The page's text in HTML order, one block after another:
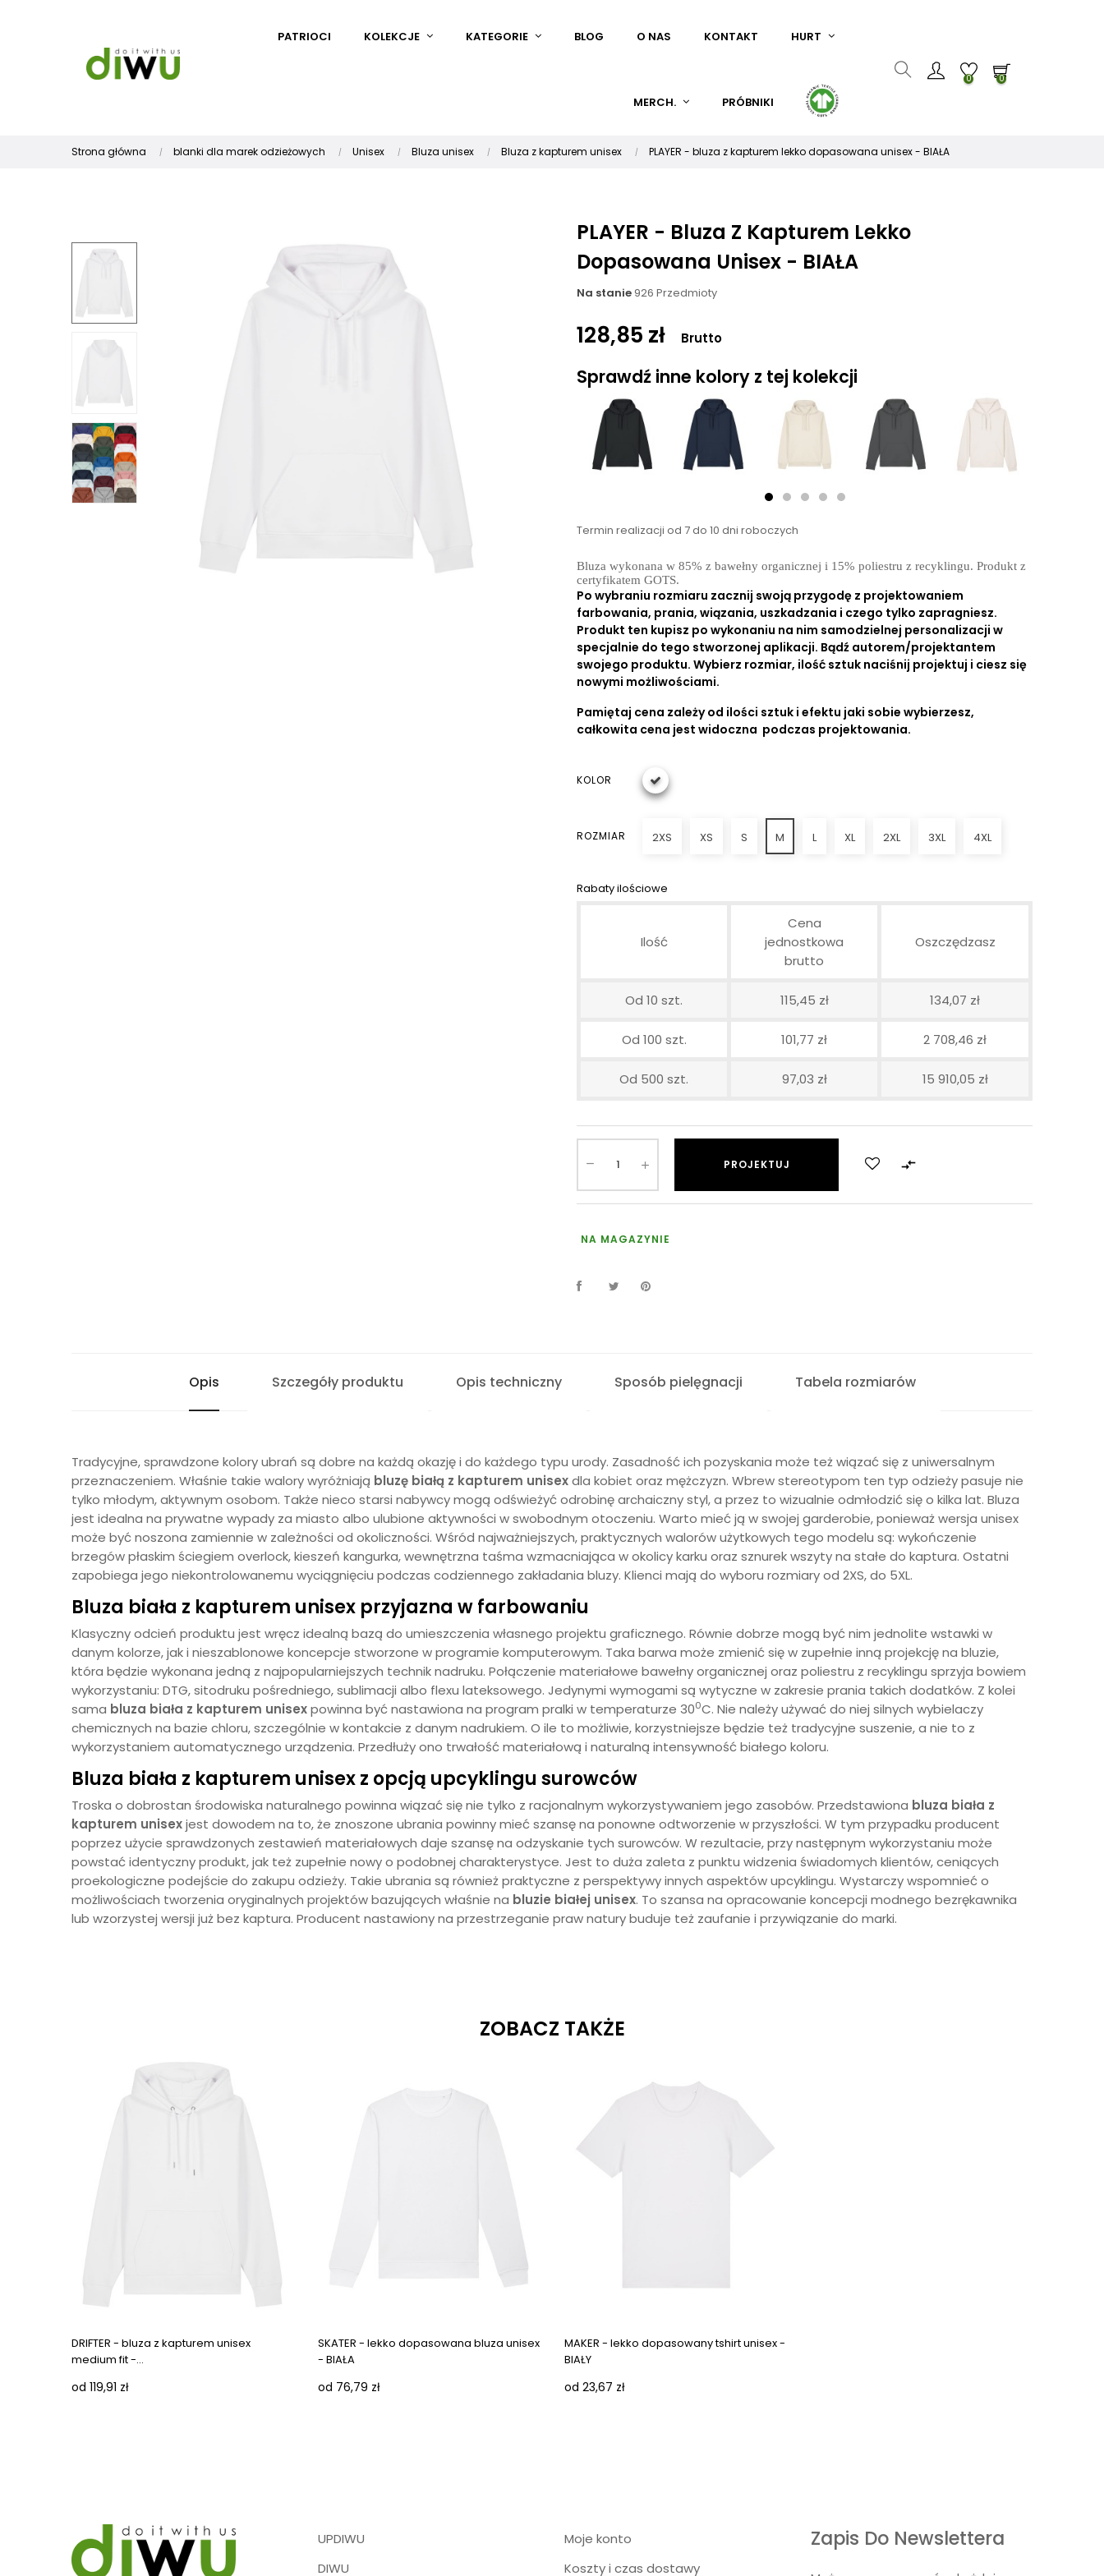
PATRIOCI KOLEKCJE KATEGORIE BLOG O NAS KONTAKT HURT
MERCH. PRÓBNIKI
0 0
Strona główna blanki dla marek odzieżowych Unisex Bluza unisex Bluza z kapturem unisex PLAYER - bluza z kapturem lekko dopasowana unisex - BIAŁA
PLAYER - Bluza Z Kapturem Lekko
Dopasowana Unisex - BIAŁA
Na stanie 926 Przedmioty
128,85 zł Brutto
Sprawdź inne kolory z tej kolekcji
Termin realizacji od 7 do 10 dni roboczych
Bluza wykonana w 85% z bawełny organicznej i 15% poliestru z recyklingu. Produkt z
certyfikatem GOTS.
Po wybraniu rozmiaru zacznij swoją przygodę z projektowaniem
farbowania, prania, wiązania, uszkadzania i czego tylko zapragniesz.
Produkt ten kupisz po wykonaniu na nim samodzielnej personalizacji w
specjalnie do tego stworzonej aplikacji. Bądź autorem/projektantem
swojego produktu. Wybierz rozmiar, ilość sztuk naciśnij projektuj i ciesz się
nowymi możliwościami.
Pamiętaj cena zależy od ilości sztuk i efektu jaki sobie wybierzesz,
całkowita cena jest widoczna podczas projektowania.
KOLOR
ROZMIAR 2XS XS S M L XL 2XL 3XL 4XL
Rabaty ilościowe
Ilość
Cena
jednostkowa
brutto
Oszczędzasz
Od 10 szt. 115,45 zł 134,07 zł
Od 100 szt. 101,77 zł 2 708,46 zł
Od 500 szt. 97,03 zł 15 910,05 zł
PROJEKTUJ 
NA MAGAZYNIE
Opis Szczegóły produktu Opis techniczny Sposób pielęgnacji Tabela rozmiarów
Tradycyjne, sprawdzone kolory ubrań są dobre na każdą okazję i do każdego typu urody. Zasadność ich pozyskania może też wiązać się z uniwersalnym
przeznaczeniem. Właśnie takie walory wyróżniają bluzę białą z kapturem unisexdla kobiet oraz mężczyzn. Wbrew stereotypom ten typ odzieży pasuje nie
tylko młodym, aktywnym osobom. Także nieco starsi nabywcy mogą odświeżyć odrobinę archaiczny styl, a przez to wizualnie odmłodzić się o kilka lat. Bluza
jest idealna na prywatne wypady za miasto albo ulubione aktywności w swobodnym otoczeniu. Warto mieć ją w swojej garderobie, ponieważ wersja unisex
może być noszona zamiennie w zależności od okoliczności. Wśród najważniejszych, praktycznych walorów użytkowych tego modelu są: wykończenie
brzegów płaskim ściegiem overlock, kieszeń kangurka, wewnętrzna taśma wzmacniająca w okolicy karku oraz sznurek wszyty na stałe do kaptura. Ostatni
zapobiega jego niekontrolowanemu wyciągnięciu podczas codziennego zakładania bluzy. Klienci mają do wyboru rozmiary od 2XS, do 5XL.
Bluza biała z kapturem unisex przyjazna w farbowaniu
Klasyczny odcień produktu jest wręcz idealną bazą do umieszczenia własnego projektu graficznego. Równie dobrze mogą być nim jednolite wstawki w
danym kolorze, jak i nieszablonowe koncepcje stworzone w programie komputerowym. Taka barwa może zmienić się w zupełnie inną projekcję na bluzie,
która będzie wykonana jedną z najpopularniejszych technik nadruku. Połączenie materiałowe bawełny organicznej oraz poliestru z recyklingu sprzyja bowiem
wykorzystaniu: DTG, sitodruku pośredniego, sublimacji albo flexu lateksowego. Jedynymi wymogami są wytyczne w zakresie prania takich dodatków. Z kolei
sama bluza biała z kapturem unisexpowinna być nastawiona na program pralki w temperaturze 300C. Nie należy używać do niej silnych wybielaczy
chemicznych na bazie chloru, szczególnie w kontakcie z danym nadrukiem. O ile to możliwie, korzystniejsze będzie też tradycyjne suszenie, a nie to z
wykorzystaniem automatycznego urządzenia. Przedłuży ono trwałość materiałową i naturalną intensywność białego koloru.
Bluza biała z kapturem unisex z opcją upcyklingu surowców
Troska o dobrostan środowiska naturalnego powinna wiązać się nie tylko z racjonalnym wykorzystywaniem jego zasobów. Przedstawiona bluza biała z
kapturem unisexjest dowodem na to, że znoszone ubrania powinny mieć szansę na ponowne odtworzenie w przyszłości. W tym przypadku producent
poprzez użycie sprawdzonych zestawień materiałowych daje szansę na odzyskanie tych surowców. W rezultacie, przy następnym wykorzystaniu może
powstać identyczny produkt, jak też zupełnie nowy o podobnej charakterystyce. Jest to duża zaleta z punktu widzenia świadomych klientów, ceniących
proekologiczne podejście do zakupu odzieży. Takie ubrania są również praktyczne z perspektywy innych aspektów upcyklingu. Wystarczy wspomnieć o
możliwościach tworzenia oryginalnych projektów bazujących właśnie na bluzie białej unisex. To szansa na opracowanie koncepcji modnego bezrękawnika
lub wzorzystej wersji już bez kaptura. Producent nastawiony na przestrzeganie praw natury buduje też zaufanie i przywiązanie do marki.
ZOBACZ TAKŻE
DRIFTER - bluza z kapturem unisex
medium fit -...
od 119,91 zł
SKATER - lekko dopasowana bluza unisex
- BIAŁA
od 76,79 zł
MAKER - lekko dopasowany tshirt unisex -
BIAŁY
od 23,67 zł
UPDIWU
DIWU
Moje konto
Koszty i czas dostawy
Zapis Do Newslettera